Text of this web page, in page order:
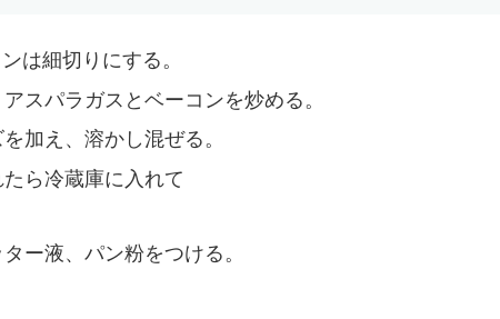
は細切りにする。
スパラガスとベーコンを炒める。
加え、溶かし混ぜる。
ら冷蔵庫に入れて
ー液、パン粉をつける。